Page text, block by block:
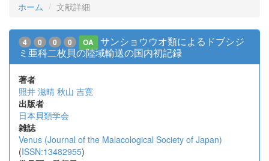
ホーム 文献詳細
4 0 0 0 OA
サンショウウオ類によるドブシジ
ミ亜科二枚貝の陸域輸送の国内初記録
著者
照井 滋晴 秋山 吉寛
出版者
日本貝類学会
雑誌
Venus (Journal of the Malacological Society of Japan)
(ISSN:13482955)